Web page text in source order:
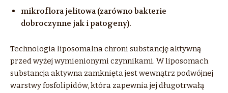
mikroflora jelitowa (zarówno bakterie
dobroczynne jak i patogeny).
Technologia liposomalna chroni substancję aktywną
przed wyżej wymienionymi czynnikami. W liposomach
substancja aktywna zamknięta jest wewnątrz podwójnej
warstwy fosfolipidów, która zapewnia jej długotrwałą